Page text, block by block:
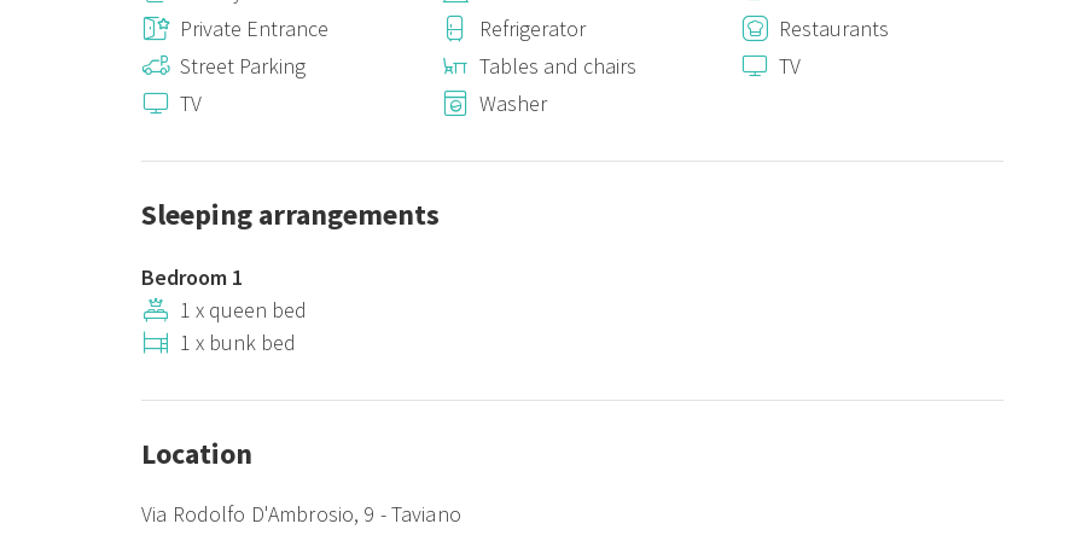
euro 30,00
CIS: LE07508591000030989
Private Entrance
Refrigerator
Restaurants
Street Parking
Tables and chairs
TV
TV
Washer
Sleeping arrangements
Bedroom 1
1 x queen bed
1 x bunk bed
Location
Via Rodolfo D'Ambrosio, 9 - Taviano